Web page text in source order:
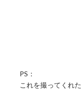
PS：
これを撮ってくれた